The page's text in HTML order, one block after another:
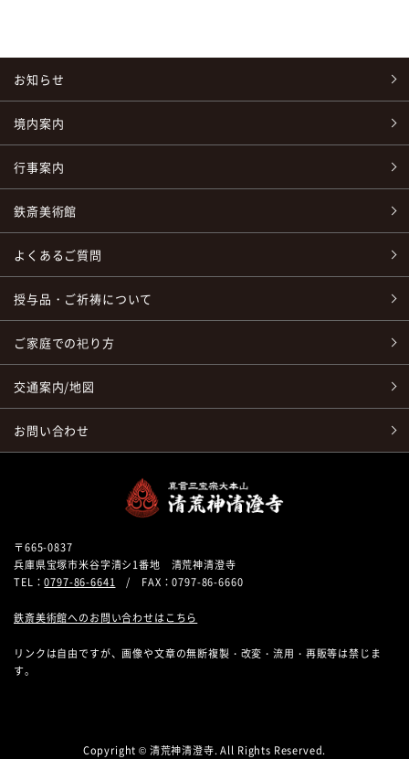
お知らせ
境内案内
行事案内
鉄斎美術館
よくあるご質問
授与品・ご祈祷について
ご家庭での祀り方
交通案内/地図
お問い合わせ
〒665-0837
兵庫県宝塚市米谷字清シ1番地 清荒神清澄寺
TEL：0797-86-6641 / FAX：0797-86-6660
鉄斎美術館へのお問い合わせはこちら
リンクは自由ですが、画像や文章の無断複製・改変・流用・再販等は禁じま
す。
Copyright © 清荒神清澄寺. All Rights Reserved.